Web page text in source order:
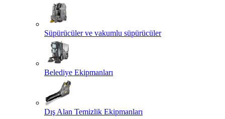
Süpürücüler ve vakumlu süpürücüler
Belediye Ekipmanları
Dış Alan Temizlik Ekipmanları